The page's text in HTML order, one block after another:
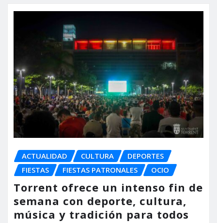
ACTUALIDAD CULTURA
DEPORTES
FIESTAS
FIESTAS PATRONALES OCIO
Torrent ofrece un intenso fin de
semana con deporte, cultura,
música y tradición para todos